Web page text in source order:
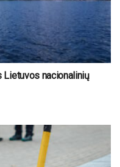
Lietuvos nacionalinių